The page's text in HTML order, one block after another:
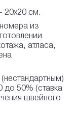
20х20 см.
из
атласа,
до 50% (ставка
швейного